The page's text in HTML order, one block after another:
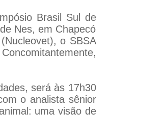
Brasil Sul de
Nes, em Chapecó
o SBSA
será às 17h30
o analista sênior
uma visão de